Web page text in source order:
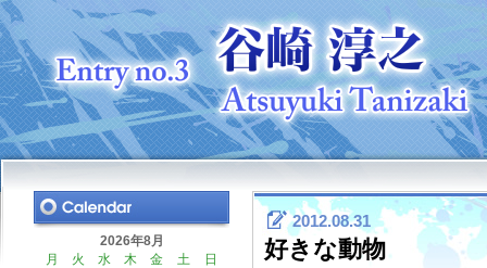
2012.08.31
好きな動物
2026年8月
月
火 水 木 金 土 日